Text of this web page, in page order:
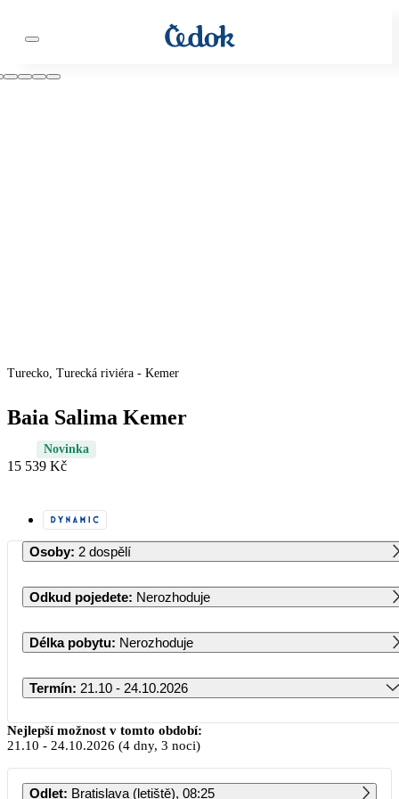
Turecko, Turecká riviéra - Kemer
Baia Salima Kemer
Novinka
15 539 Kč
Osoby: 2 dospělí
Odkud pojedete: Nerozhoduje
Délka pobytu: Nerozhoduje
Termín: 21.10 - 24.10.2026
Říjen 2026
PO ÚT ST ČT PÁ SO NE
Nejlepší možnost v tomto období:
21.10 - 24.10.2026 (4 dny, 3 noci)
Odlet: Bratislava (letiště), 08:25